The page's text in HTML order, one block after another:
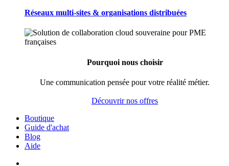
Réseaux multi-sites & organisations distribuées
Pourquoi nous choisir
Une communication pensée pour votre réalité métier.
Découvrir nos offres
Boutique
Guide d'achat
Blog
Aide